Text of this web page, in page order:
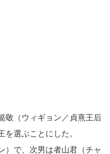
敬（ウィギョン／貞熹王后
選ぶことにした。
）で、次男は者山君（チャ